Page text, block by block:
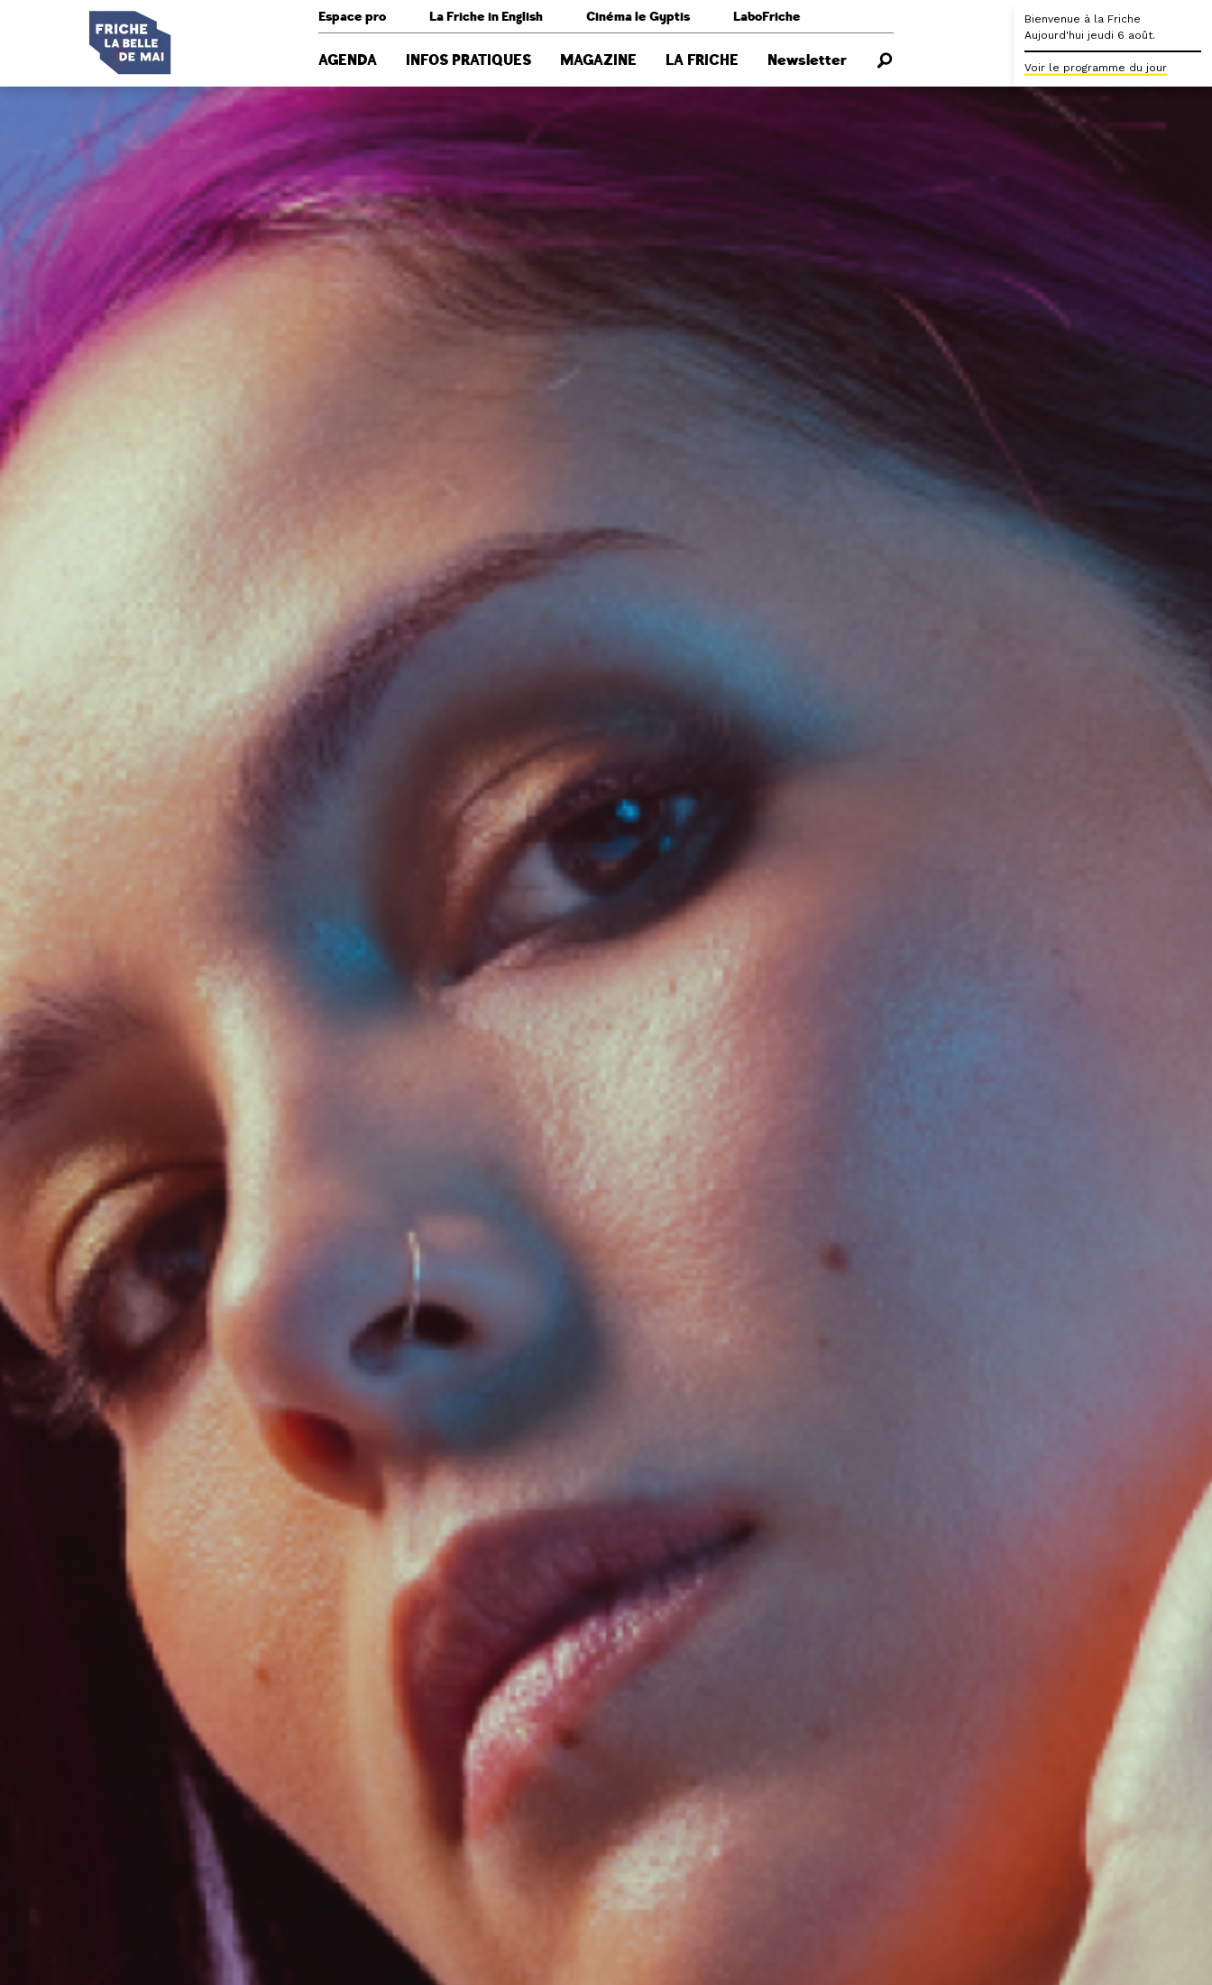
Espace pro La Friche in English Cinéma le Gyptis LaboFriche
AGENDA INFOS PRATIQUES MAGAZINE LA FRICHE Newsletter
Bienvenue à la Friche
Aujourd'hui jeudi 6 août.
Voir le programme du jour
Panneau de gestion des cookies